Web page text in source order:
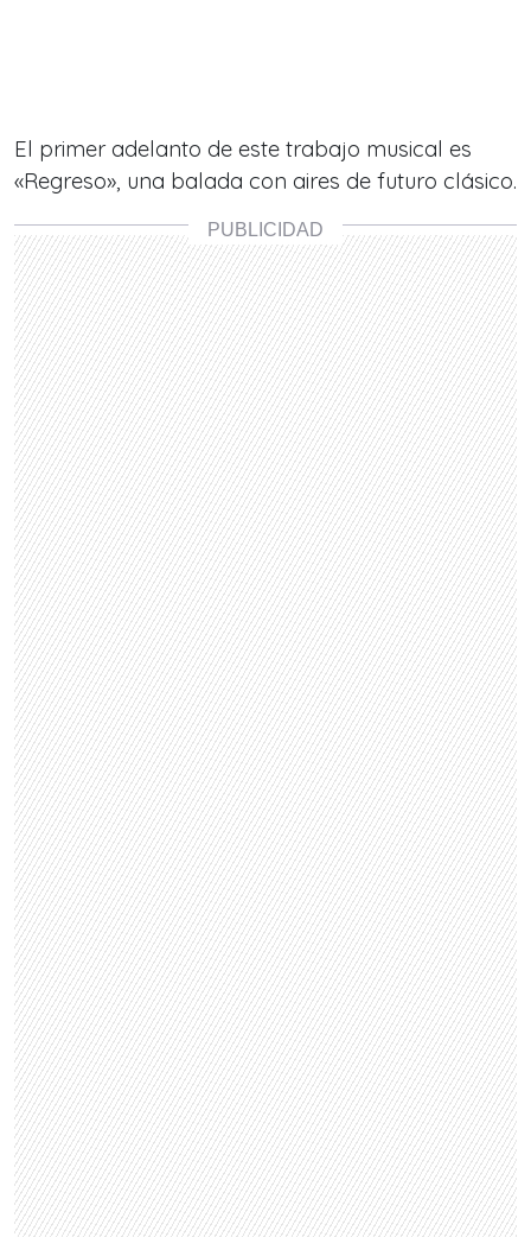
El primer adelanto de este trabajo musical es
«Regreso», una balada con aires de futuro clásico.